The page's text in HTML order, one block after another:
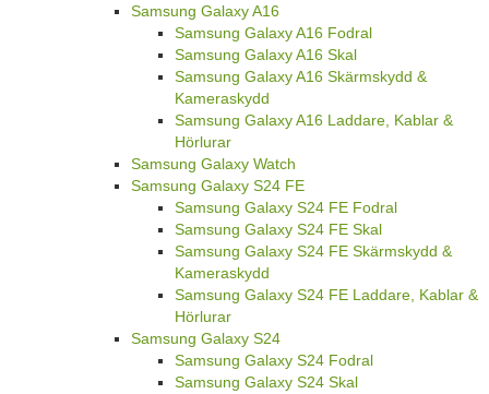
Samsung Galaxy A16
Samsung Galaxy A16 Fodral
Samsung Galaxy A16 Skal
Samsung Galaxy A16 Skärmskydd &
Kameraskydd
Samsung Galaxy A16 Laddare, Kablar &
Hörlurar
Samsung Galaxy Watch
Samsung Galaxy S24 FE
Samsung Galaxy S24 FE Fodral
Samsung Galaxy S24 FE Skal
Samsung Galaxy S24 FE Skärmskydd &
Kameraskydd
Samsung Galaxy S24 FE Laddare, Kablar &
Hörlurar
Samsung Galaxy S24
Samsung Galaxy S24 Fodral
Samsung Galaxy S24 Skal